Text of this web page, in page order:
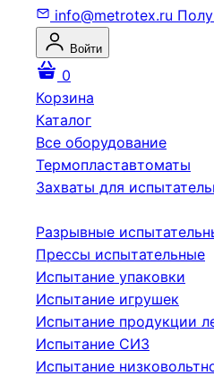
info@metrotex.ru
Войти
0
Корзина
Каталог
Все оборудование
Термопластавтоматы
Захваты для
Разрывные
Прессы испытательные
Испытание упаковки
Испытание игрушек
Испытание продукции
Испытание СИЗ
Испытание